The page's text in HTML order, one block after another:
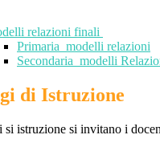
relazioni finali
Primaria_modelli relazioni
Secondaria_modelli
di Istruzione
si istruzione si invitano i